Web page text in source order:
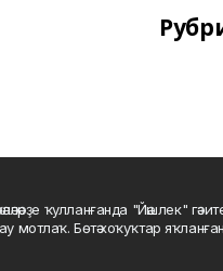
ҡулланғанда "Йәшлек"
мотлаҡ. Бөтә хоҡуҡтар